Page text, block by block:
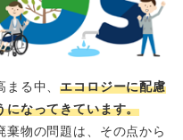
まる中、エコロジーに配慮
になってきています。
物の問題は、その点から